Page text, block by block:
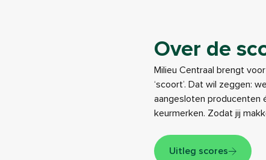
Over de
Milieu Centraal brengt
‘scoort’. Dat wil zeggen:
aangesloten producenten
keurmerken. Zodat jij
Uitleg scores